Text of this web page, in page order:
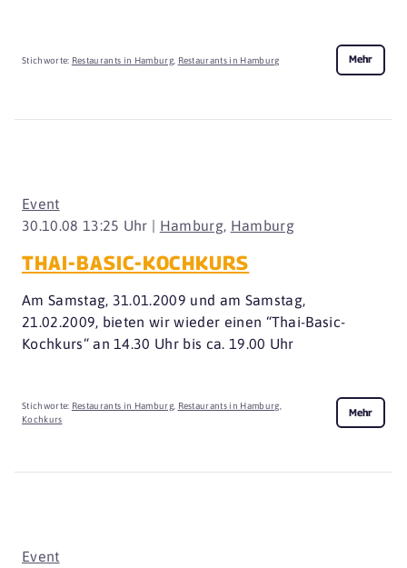
Stichworte: Restaurants in Hamburg, Restaurants in Hamburg Mehr
30.10.08 13:25 Uhr | Hamburg, Hamburg
Event
THAI-BASIC-KOCHKURS
Am Samstag, 31.01.2009 und am Samstag,
21.02.2009, bieten wir wieder einen “Thai-Basic-
Kochkurs“ an 14.30 Uhr bis ca. 19.00 Uhr
Stichworte: Restaurants in Hamburg, Restaurants in Hamburg,
Kochkurs
Mehr
Event